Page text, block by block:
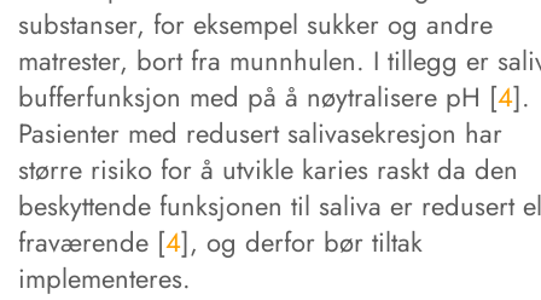
substanser, for eksempel sukker og andre
matrester, bort fra munnhulen. I tillegg er
bufferfunksjon med på å nøytralisere pH [4].
Pasienter med redusert salivasekresjon har
større risiko for å utvikle karies raskt da den
beskyttende funksjonen til saliva er redusert
fraværende [4], og derfor bør tiltak
implementeres.